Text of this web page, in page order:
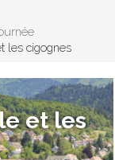
les cigognes
et les